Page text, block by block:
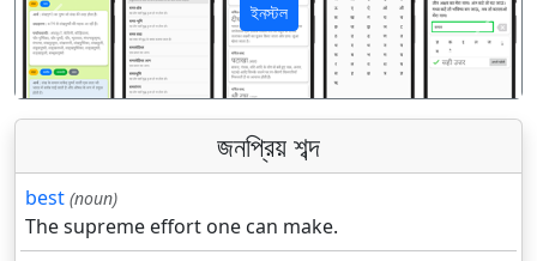
ইনস্টল
पिछला अगला
জনপ্রিয় শব্দ
best (noun)
The supreme effort one can make.